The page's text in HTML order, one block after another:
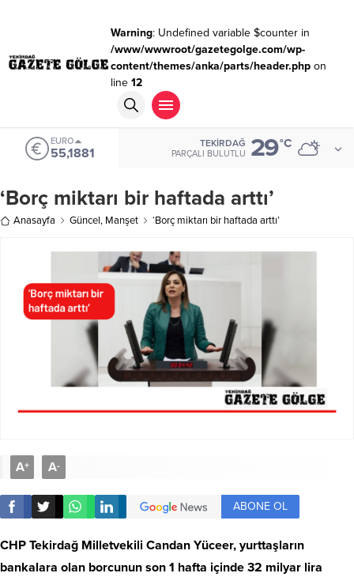
Warning: Undefined variable $counter in
/www/wwwroot/gazetegolge.com/wp-
content/themes/anka/parts/header.phpon
line 12
EURO
55,1881
TEKIRDAĞ
PARÇALI BULUTLU 29°C
‘Borç miktarı bir haftada arttı’
Anasayfa Güncel, Manşet ‘Borç miktarı bir haftada arttı’
A+ A-
ABONE OL
CHP Tekirdağ Milletvekili Candan Yüceer, yurttaşların
bankalara olan borcunun son 1 hafta içinde 32 milyar lira